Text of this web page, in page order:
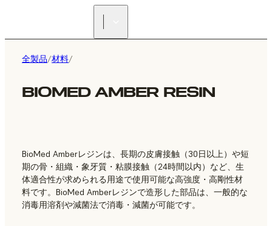
全製品/材料/
BIOMED AMBER RESIN
BioMed Amberレジンは、長期の皮膚接触（30日以上）や短
期の骨・組織・象牙質・粘膜接触（24時間以内）など、生
体適合性が求められる用途で使用可能な高強度・高剛性材
料です。BioMed Amberレジンで造形した部品は、一般的な
消毒用溶剤や減菌法で消毒・減菌が可能です。